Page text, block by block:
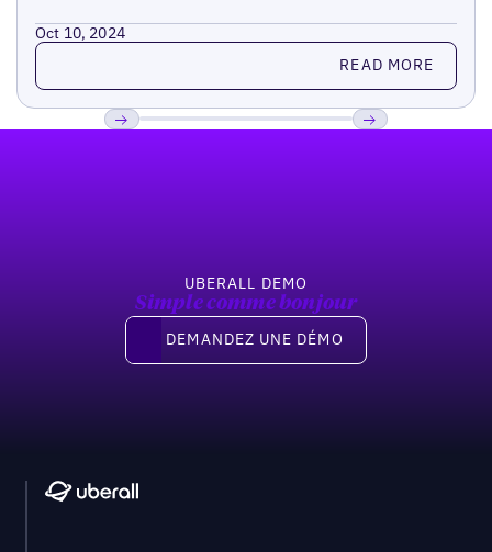
Oct 10, 2024
Read more READ MORE
UBERALL DEMO
Simple comme bonjour
Demandez une démo
DEMANDEZ UNE DÉMO